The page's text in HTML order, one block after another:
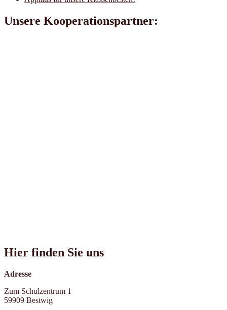
Unsere Kooperationspartner:
Hier finden Sie uns
Adresse
Zum Schulzentrum 1
59909 Bestwig